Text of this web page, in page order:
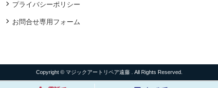
プライバシーポリシー
お問合せ専用フォーム
Copyright © マジックアートリペア遠藤 . All Rights Reserved.